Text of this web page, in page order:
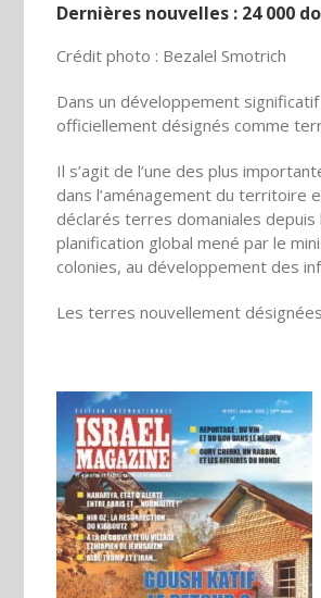
Dernières nouvelles : 24 000
Crédit photo : Bezalel Smotrich
Dans un développement
officiellement désignés comme
Il s’agit de l’une des plus
dans l’aménagement du territoire
déclarés terres domaniales depuis
planification global mené par le
colonies, au développement des
Les terres nouvellement